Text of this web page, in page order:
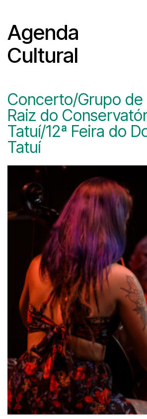
Agenda
Cultural
Concerto/Grupo de
Raiz do
Tatuí/12ª Feira do
Tatuí